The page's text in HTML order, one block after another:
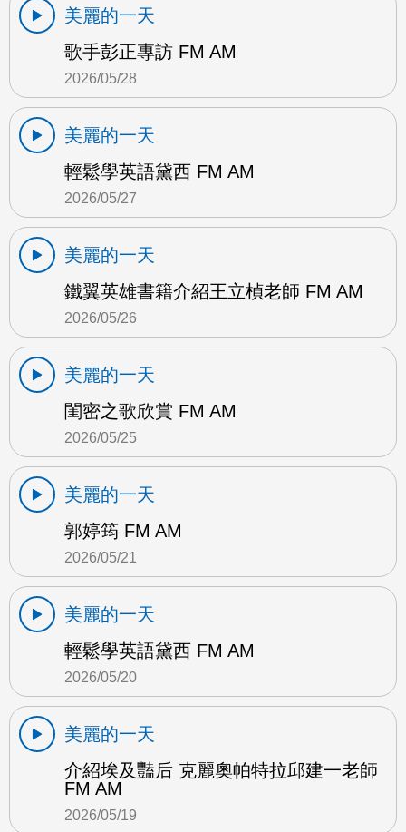
美麗的一天
歌手彭正專訪 FM AM
2026/05/28
美麗的一天
輕鬆學英語黛西 FM AM
2026/05/27
美麗的一天
鐵翼英雄書籍介紹王立楨老師 FM AM
2026/05/26
美麗的一天
閨密之歌欣賞 FM AM
2026/05/25
美麗的一天
郭婷筠 FM AM
2026/05/21
美麗的一天
輕鬆學英語黛西 FM AM
2026/05/20
美麗的一天
介紹埃及豔后 克麗奧帕特拉邱建一老師
FM AM
2026/05/19